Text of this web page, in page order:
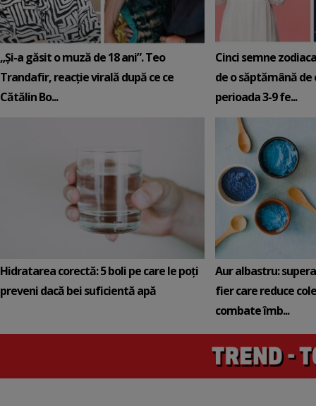
„Și-a găsit o muză de 18 ani”. Teo
Trandafir, reacție virală după ce ce
Cătălin Bo...
Cinci semne
de o săptămână de
perioada 3-9 fe...
Hidratarea corectă: 5 boli pe care le poți
preveni dacă bei suficientă apă
Aur albastru:
fier care reduce
combate îmb...